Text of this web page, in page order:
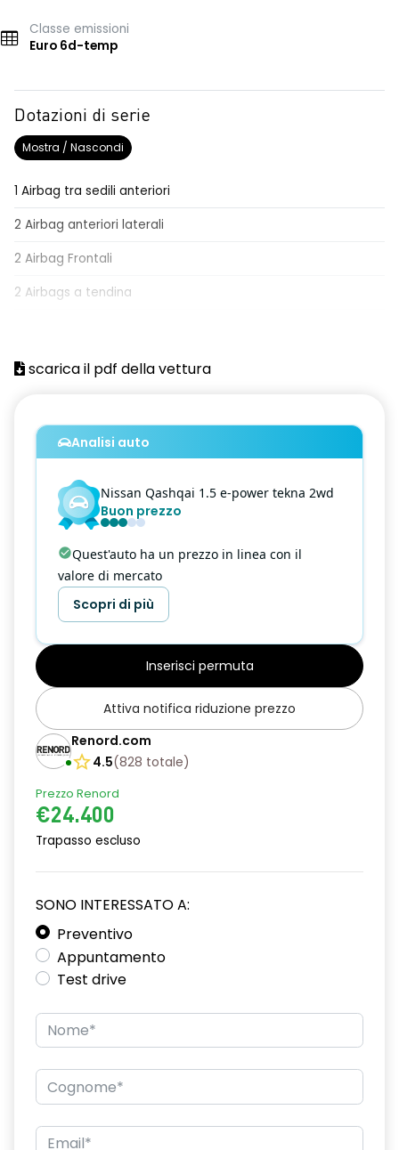
Classe emissioni
Euro 6d-temp
Dotazioni di serie
Mostra / Nascondi
1 Airbag tra sedili anteriori
2 Airbag anteriori laterali
2 Airbag Frontali
2 Airbags a tendina
4 Maniglie ripiegabili
Alzacristalli elettrici 1 touch
Antenna Shark
Antifurto Perimetrale
Apertura bagagliaio hands-free
Around View Monitor con rilevamento oggetti in movimento
Bagagliaio modulare
Blind Spot Intervention
Blind Spot Warning
Bluetooth (telefono e audio)
Bracciolo posteriore con portabicchieri
Cassetto Portaoggetti con luce di cortesia
Cerchi in lega da 19" Edge
Climatizzatore dual zone
Comandi cambio al volante
David Boitel
Driver Attention Alert
E-Call Emergency Call
scarica il pdf della vettura
Analisi auto
Nissan Qashqai 1.5 e-power tekna 2wd
Buon prezzo
Quest'auto ha un prezzo in linea con il
valore di mercato
Scopri di più
Inserisci permuta
Attiva notifica riduzione prezzo
Renord.com
4.5(828 totale)
Prezzo Renord
€24.400
Trapasso escluso
SONO INTERESSATO A:
Preventivo
Appuntamento
Test drive